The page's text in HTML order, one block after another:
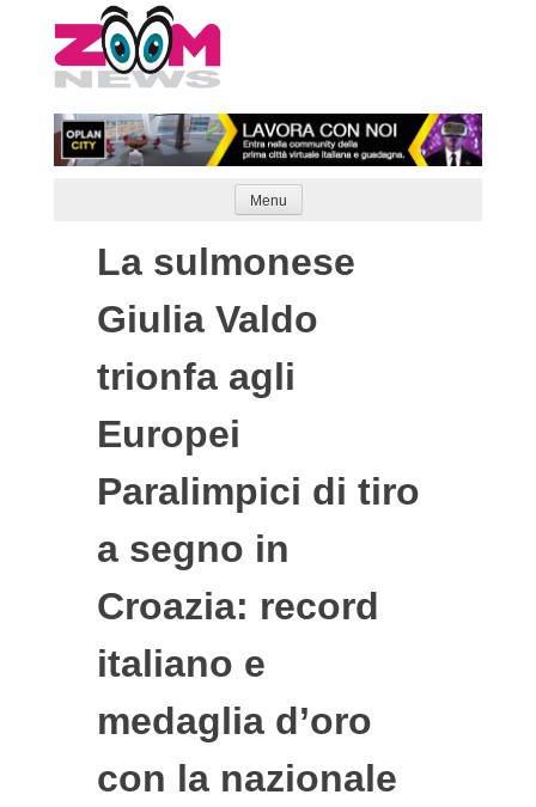
to
content
Menu
La sulmonese
Giulia Valdo
trionfa agli
Europei
Paralimpici di tiro
a segno in
Croazia: record
italiano e
medaglia d’oro
con la nazionale